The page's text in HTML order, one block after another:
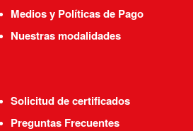
Medios y Políticas de Pago
Nuestras modalidades
Solicitud de certificados
Preguntas Frecuentes